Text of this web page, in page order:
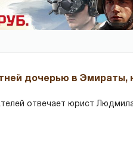
дочерью в
отвечает юрист